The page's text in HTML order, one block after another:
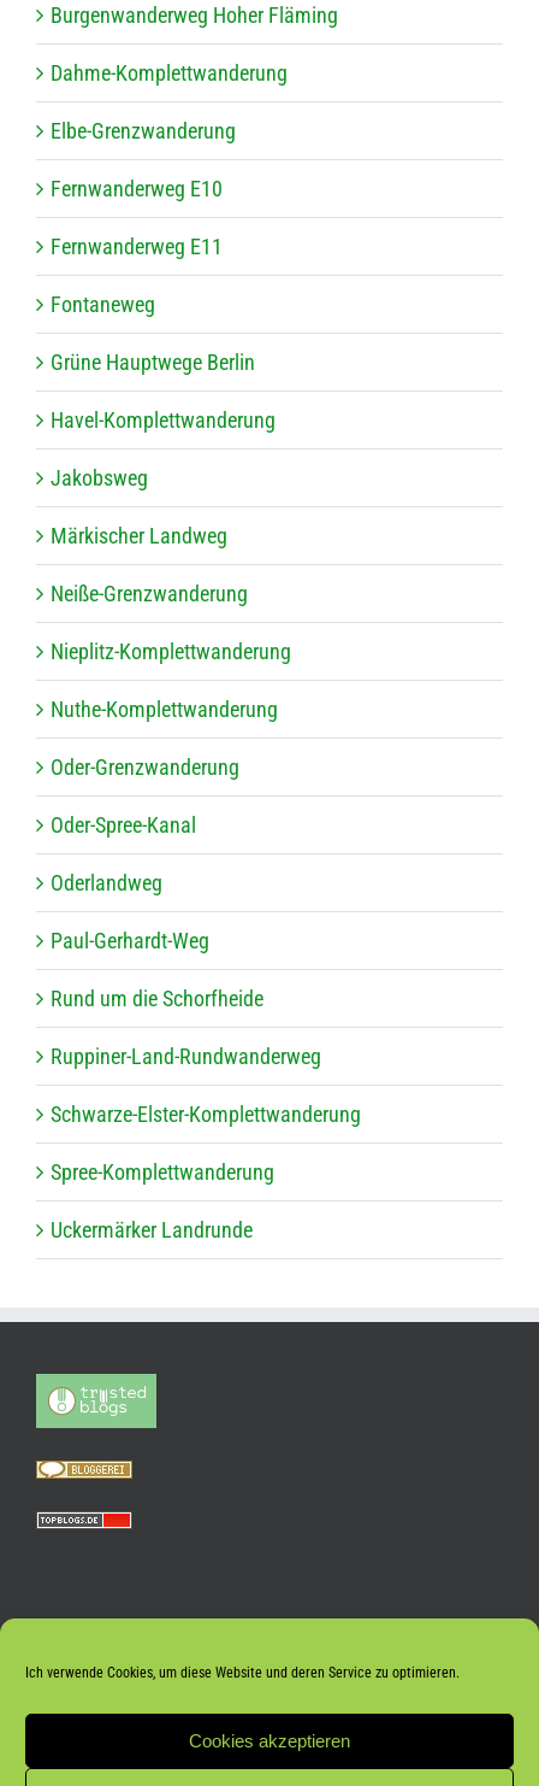
Ich verwende Cookies, um diese Website und deren Service zu optimieren.
Cookies akzeptieren
Bur­gen­wan­der­weg Hoher Fläming
Dahme-Kom­plett­wan­de­rung
Elbe-Grenz­wan­de­rung
Fern­wan­der­weg E10
Fern­wan­der­weg E11
Fon­ta­ne­weg
Grüne Haupt­wege Berlin
Havel-Kom­plett­wan­de­rung
Jakobs­weg
Mär­ki­scher Landweg
Neiße-Grenz­wan­de­rung
Nie­plitz-Kom­plett­wan­de­rung
Nuthe-Kom­plett­wan­de­rung
Oder-Grenz­wan­de­rung
Oder-Spree-Kanal
Oder­land­weg
Paul-Ger­hardt-Weg
Rund um die Schorfheide
Rup­pi­ner-Land-Rund­wan­der­weg
Schwarze-Els­ter-Kom­plett­wan­de­rung
Spree-Kom­plett­wan­de­rung
Ucker­mär­ker Landrunde